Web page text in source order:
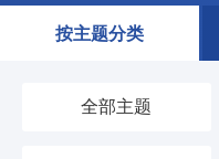
按主题分类
全部主题